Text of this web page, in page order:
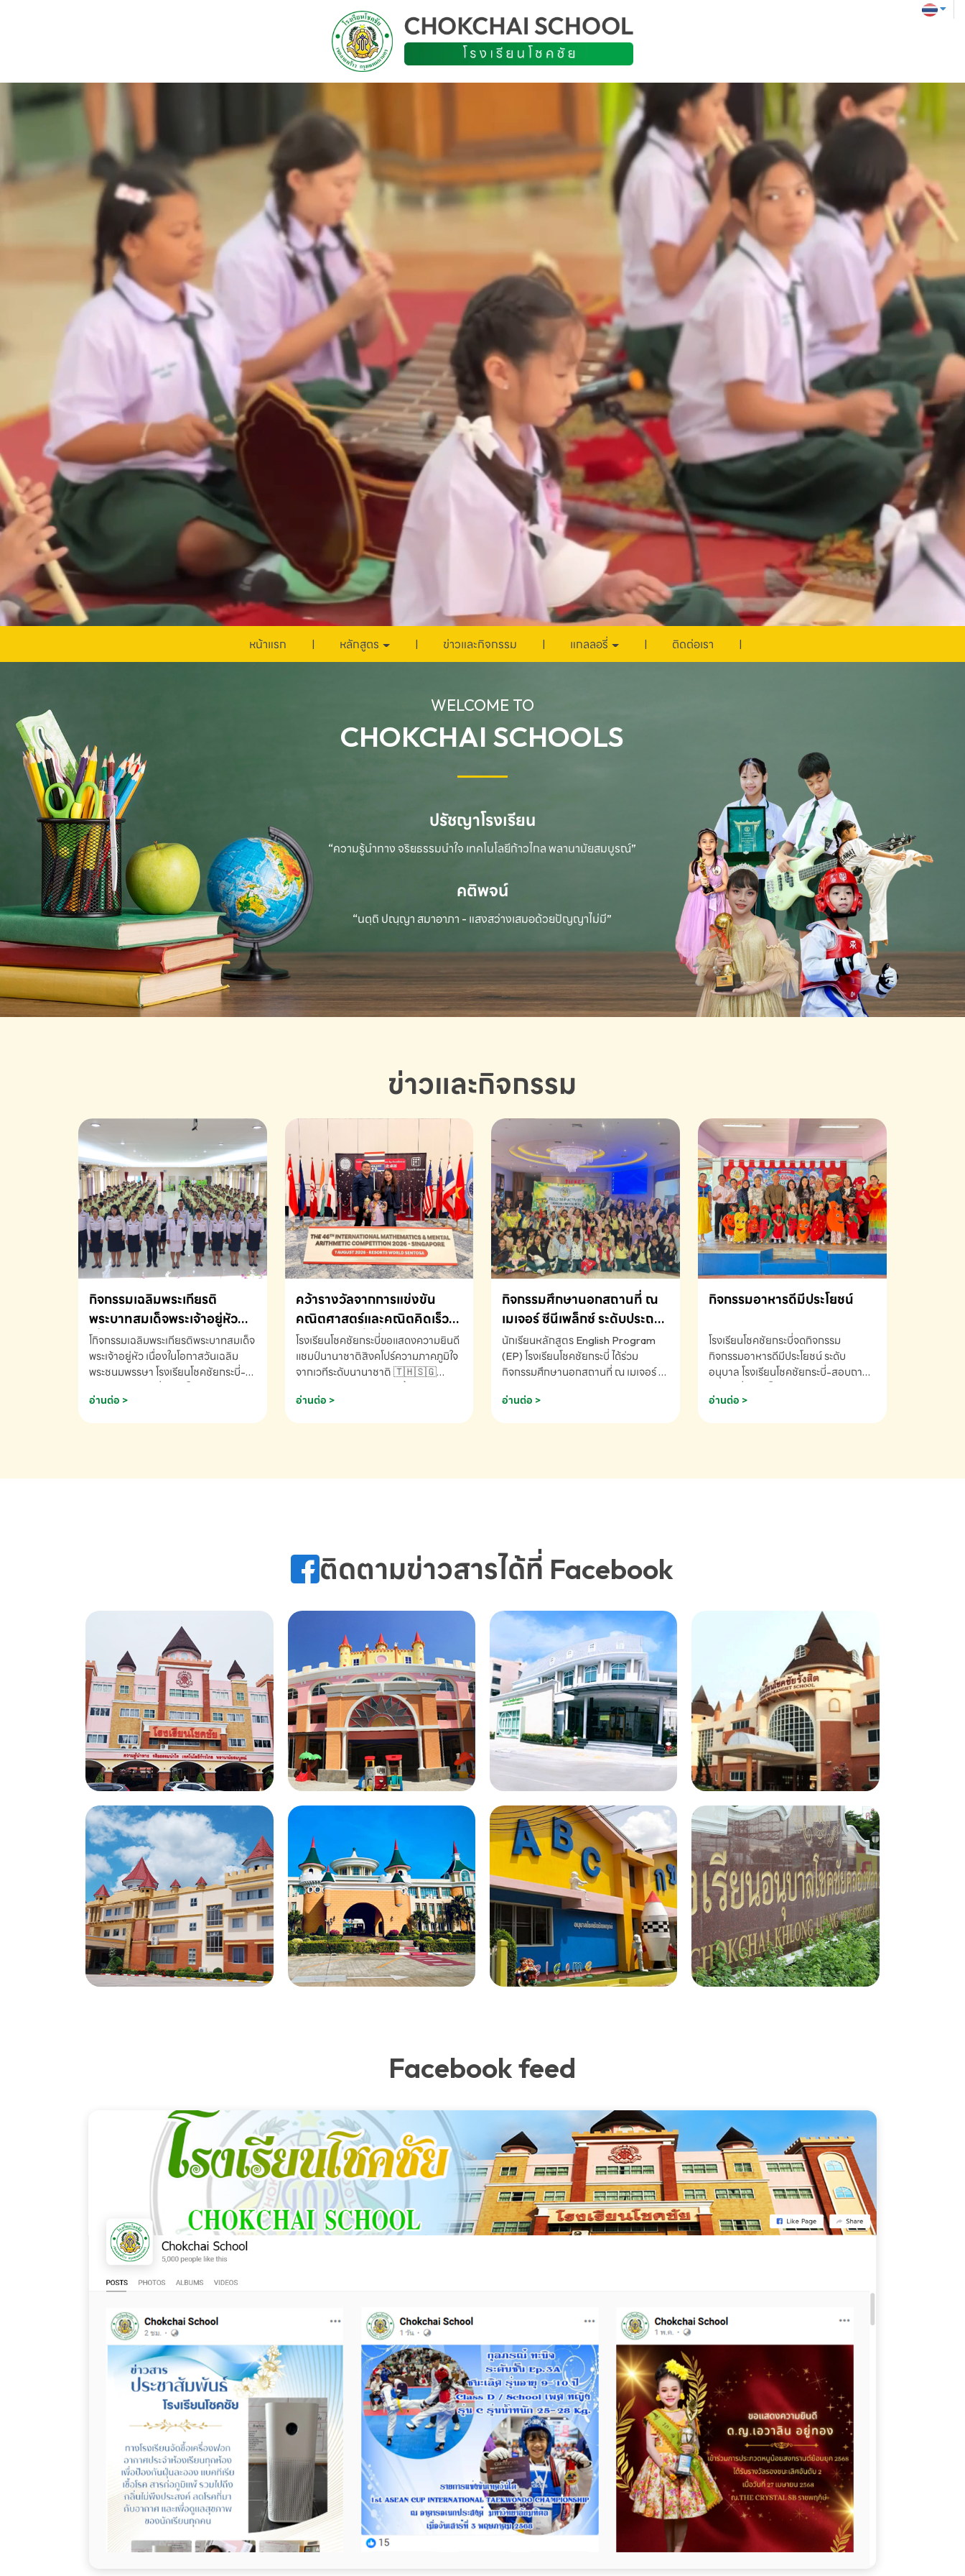
หน้าแรก หลักสูตร ข่าวและกิจกรรม แกลลอรี่ ติดต่อเรา
WELCOME TO
CHOKCHAI SCHOOLS
ปรัชญาโรงเรียน
“ความรู้นำทาง จริยธรรมนำใจ เทคโนโลยีก้าวไกลพลานามัยสมบูรณ์”
คติพจน์
“นตฺถิ ปณฺญา สมาอาภา - แสงสว่างเสมอด้วยปัญญาไม่มี”
ข่าวและกิจกรรม
กิจกรรมเฉลิมพระเกียรติ
พระบาทสมเด็จพระเจ้าอยู่หัว
เนื่องในโอกาสวันเฉลิม
พระชนมพรรษา
โกิจกรรมเฉลิมพระเกียรติพระบาทสมเด็จ
พระเจ้าอยู่หัว เนื่องในโอกาสวันเฉลิม
พระชนมพรรษา โรงเรียนโชคชัยกระบี่-
691910
อ่านต่อ >
คว้ารางวัลจากการแข่งขัน
คณิตศาสตร์และคณิตคิดเร็ว
นานาชาติ ครั้งที่ 46 ประจำปี
2569 ณ ประเทศสิงคโปร์
โรงเรียนโชคชัยกระบี่ขอแสดงความยินดี
แชมป์นานาชาติสิงคโปร์ความภาคภูมิใจ
จากเวทีระดับนานาชาติ 🇹🇭🇸🇬
K3 โรงเรียนโชคชัยกระบี่ จ.กระบี่ คว้า
AND MENTAL ARITHMETIC
Arithmetic Competition K2(Grop)
โรงเรียนโชคชัยกระบี่-สอบถามข้อมูล
อ่านต่อ >
กิจกรรมศึกษานอกสถานที่ ณ
เมเจอร์ ซีนีเพล็กซ์ ระดับประถม
ศึกษา (EP.1-6)
นักเรียนหลักสูตร English Program
(EP) โรงเรียนโชคชัยกระบี่ ได้ร่วม
กิจกรรมศึกษานอกสถานที่ ณ เมเจอร์ ซี
(Soundtrack)เพื่อเสริมทักษะการฟัง
โชคชัยกระบี่-สอบถามข้อมูลเพิ่มเติม
อ่านต่อ >
กิจกรรมอาหารดีมีประโยชน์
โรงเรียนโชคชัยกระบี่จดกิจกรรม
กิจกรรมอาหารดีมีประโยชน์ ระดับ
อนุบาล โรงเรียนโชคชัยกระบี่-สอบถาม
อ่านต่อ >
ติดตามข่าวสารได้ที่ Facebook
Facebook feed